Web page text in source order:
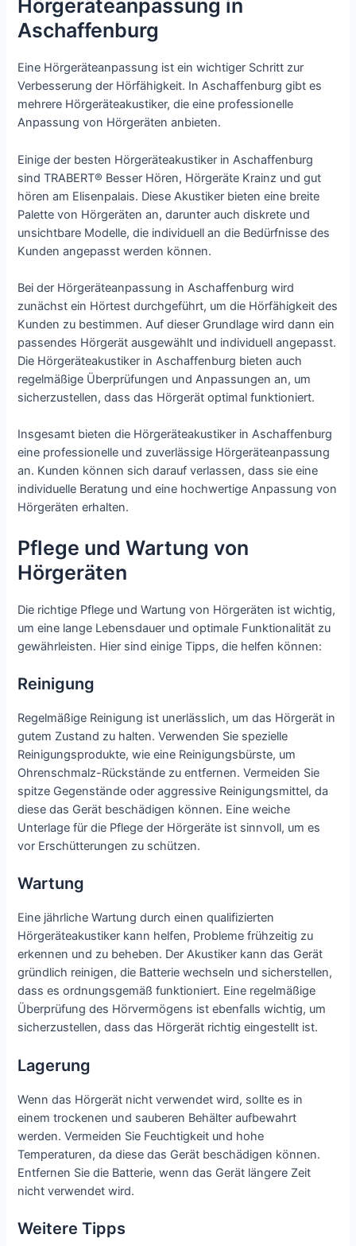
Hörgeräteanpassung in
Aschaffenburg
Eine Hörgeräteanpassung ist ein wichtiger Schritt zur
Verbesserung der Hörfähigkeit. In Aschaffenburg gibt es
mehrere Hörgeräteakustiker, die eine professionelle
Anpassung von Hörgeräten anbieten.
Einige der besten Hörgeräteakustiker in Aschaffenburg
sind TRABERT® Besser Hören, Hörgeräte Krainz und gut
hören am Elisenpalais. Diese Akustiker bieten eine breite
Palette von Hörgeräten an, darunter auch diskrete und
unsichtbare Modelle, die individuell an die Bedürfnisse des
Kunden angepasst werden können.
Bei der Hörgeräteanpassung in Aschaffenburg wird
zunächst ein Hörtest durchgeführt, um die Hörfähigkeit des
Kunden zu bestimmen. Auf dieser Grundlage wird dann ein
passendes Hörgerät ausgewählt und individuell angepasst.
Die Hörgeräteakustiker in Aschaffenburg bieten auch
regelmäßige Überprüfungen und Anpassungen an, um
sicherzustellen, dass das Hörgerät optimal funktioniert.
Insgesamt bieten die Hörgeräteakustiker in Aschaffenburg
eine professionelle und zuverlässige Hörgeräteanpassung
an. Kunden können sich darauf verlassen, dass sie eine
individuelle Beratung und eine hochwertige Anpassung von
Hörgeräten erhalten.
Pflege und Wartung von
Hörgeräten
Die richtige Pflege und Wartung von Hörgeräten ist wichtig,
um eine lange Lebensdauer und optimale Funktionalität zu
gewährleisten. Hier sind einige Tipps, die helfen können:
Reinigung
Regelmäßige Reinigung ist unerlässlich, um das Hörgerät in
gutem Zustand zu halten. Verwenden Sie spezielle
Reinigungsprodukte, wie eine Reinigungsbürste, um
Ohrenschmalz-Rückstände zu entfernen. Vermeiden Sie
spitze Gegenstände oder aggressive Reinigungsmittel, da
diese das Gerät beschädigen können. Eine weiche
Unterlage für die Pflege der Hörgeräte ist sinnvoll, um es
vor Erschütterungen zu schützen.
Wartung
Eine jährliche Wartung durch einen qualifizierten
Hörgeräteakustiker kann helfen, Probleme frühzeitig zu
erkennen und zu beheben. Der Akustiker kann das Gerät
gründlich reinigen, die Batterie wechseln und sicherstellen,
dass es ordnungsgemäß funktioniert. Eine regelmäßige
Überprüfung des Hörvermögens ist ebenfalls wichtig, um
sicherzustellen, dass das Hörgerät richtig eingestellt ist.
Lagerung
Wenn das Hörgerät nicht verwendet wird, sollte es in
einem trockenen und sauberen Behälter aufbewahrt
werden. Vermeiden Sie Feuchtigkeit und hohe
Temperaturen, da diese das Gerät beschädigen können.
Entfernen Sie die Batterie, wenn das Gerät längere Zeit
nicht verwendet wird.
Weitere Tipps